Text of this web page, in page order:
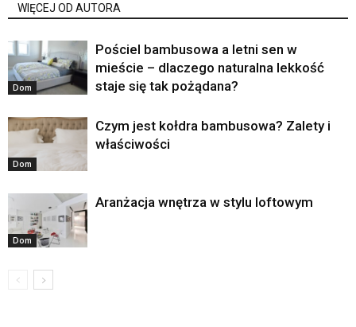
WIĘCEJ OD AUTORA
Dom
Pościel bambusowa a letni sen w
mieście – dlaczego naturalna lekkość
staje się tak pożądana?
Dom
Czym jest kołdra bambusowa? Zalety i
właściwości
Dom
Aranżacja wnętrza w stylu loftowym